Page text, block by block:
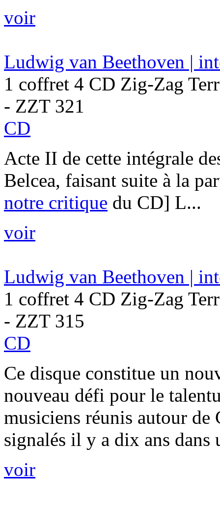
voir
Ludwig van Beethoven |
1 coffret 4 CD Zig-Zag
- ZZT 321
CD
Acte II de cette intégrale
Belcea, faisant suite à la
notre critique du CD] L...
voir
Ludwig van Beethoven |
1 coffret 4 CD Zig-Zag
- ZZT 315
CD
Ce disque constitue un
nouveau défi pour le
musiciens réunis autour de
signalés il y a dix ans dans
voir